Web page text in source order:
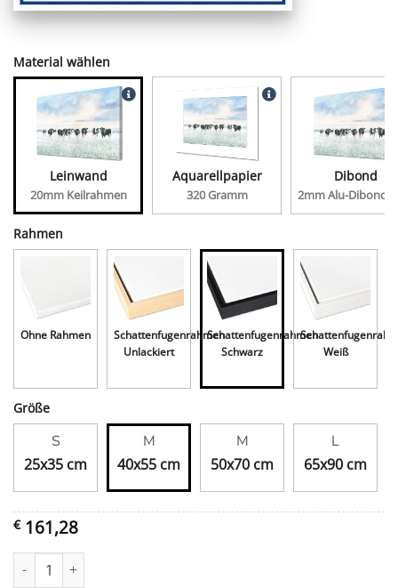
Material wählen
Leinwand
20mm Keilrahmen
Aquarellpapier
320 Gramm
Dibond
2mm Alu-Dibond,
Rahmen
Ohne Rahmen
Schattenfugenrahmen
Unlackiert
Schattenfugenrahmen
Schwarz
Weiß
Größe
S
25x35 cm
M
40x55 cm
M
50x70 cm
L
65x90 cm
€161,28
FC zwart wit Menge